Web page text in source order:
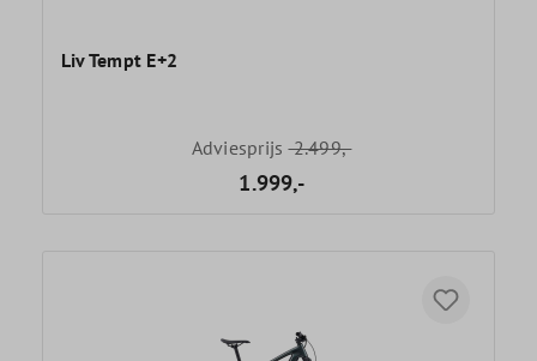
Liv Tempt E+2
Adviesprijs2.499,-
1.999,-